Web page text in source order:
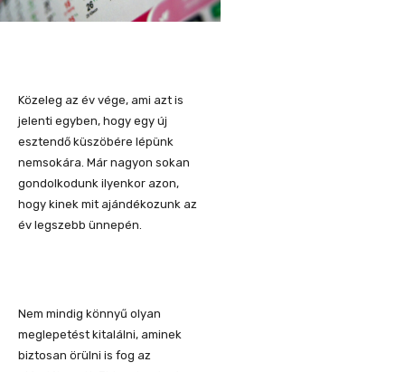
Közeleg az év vége, ami azt is
jelenti egyben, hogy egy új
esztendő küszöbére lépünk
nemsokára. Már nagyon sokan
gondolkodunk ilyenkor azon,
hogy kinek mit ajándékozunk az
év legszebb ünnepén.
Nem mindig könnyű olyan
meglepetést kitalálni, aminek
biztosan örülni is fog az